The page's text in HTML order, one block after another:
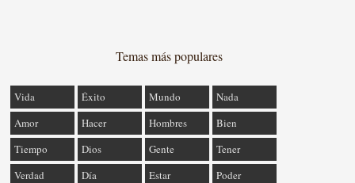
Temas más populares
Vida Éxito Mundo
Nada
Amor
Hacer Hombres
Bien
Tiempo
Dios Gente
Tener
Verdad
Día Estar Poder